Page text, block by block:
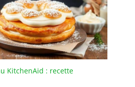
KitchenAid : recette